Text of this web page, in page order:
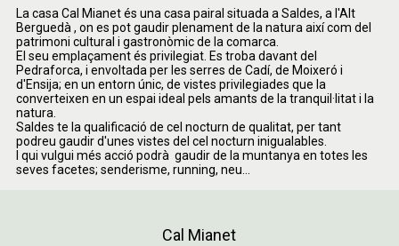
La casa Cal Mianet és una casa pairal situada a Saldes, a l'Alt
Berguedà , on es pot gaudir plenament de la natura així­ com del
patrimoni cultural i gastronòmic de la comarca.
El seu emplaçament és privilegiat. Es troba davant del
Pedraforca, i envoltada per les serres de Cadí­, de Moixeró i
d'Ensija; en un entorn únic, de vistes privilegiades que la
converteixen en un espai ideal pels amants de la tranquil·litat i la
natura.
Saldes te la qualificació de cel nocturn de qualitat, per tant
podreu gaudir d'unes vistes del cel nocturn inigualables.
I qui vulgui més acció podrà gaudir de la muntanya en totes les
seves facetes; senderisme, running, neu...
Cal Mianet